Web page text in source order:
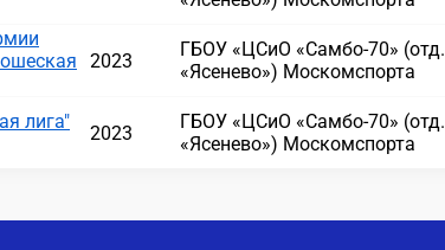
2023
ГБОУ «ЦСиО «Самбо-70» (отд.
«Ясенево») Москомспорта
лига"
2023
ГБОУ «ЦСиО «Самбо-70» (отд.
«Ясенево») Москомспорта